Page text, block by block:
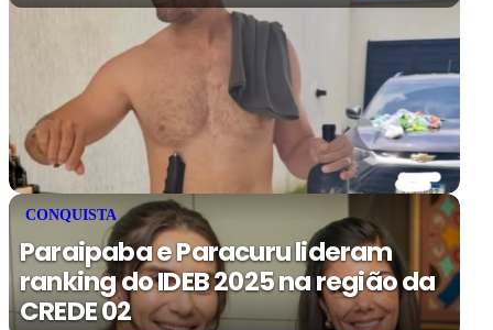
CONQUISTA
Paraipaba e Paracuru lideram
ranking do IDEB 2025 na região da
CREDE 02